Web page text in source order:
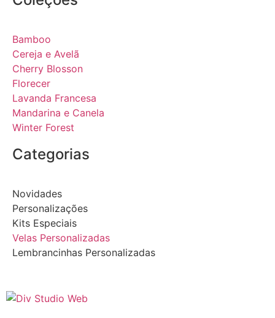
Bamboo
Cereja e Avelã
Cherry Blosson
Florecer
Lavanda Francesa
Mandarina e Canela
Winter Forest
Categorias
Novidades
Personalizações
Kits Especiais
Velas Personalizadas
Lembrancinhas Personalizadas